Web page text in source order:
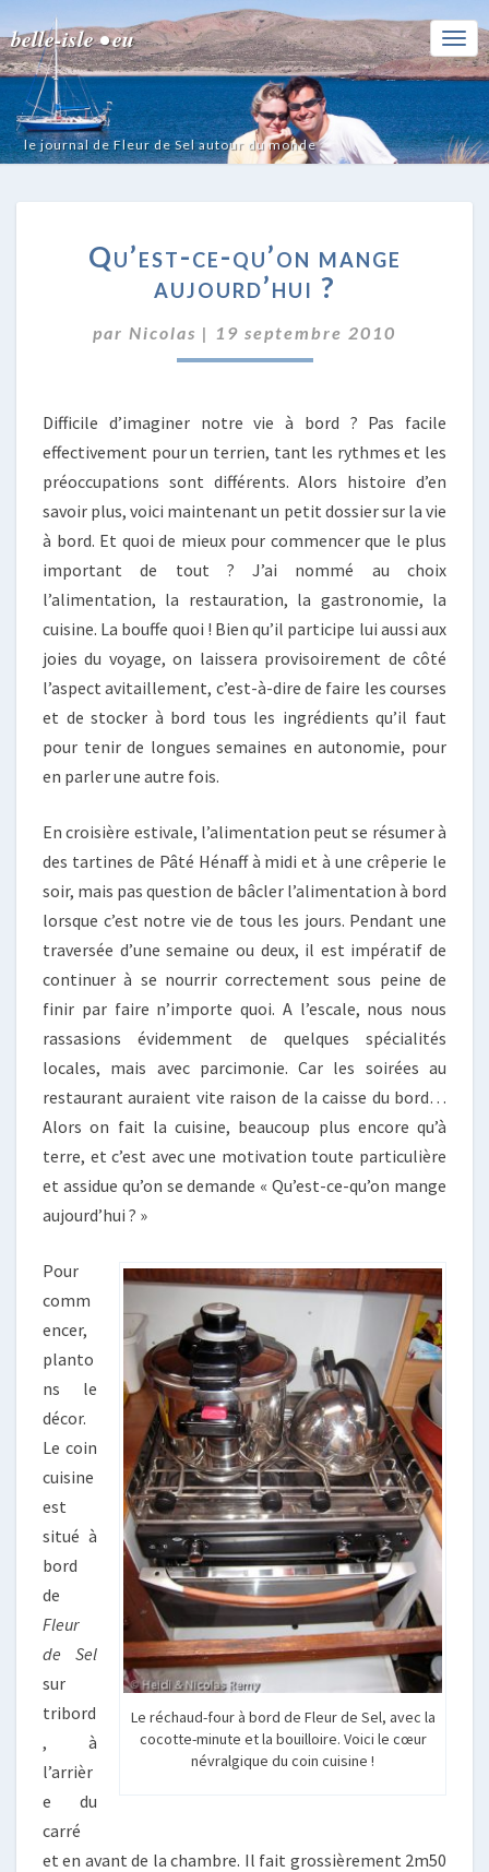
belle-isle • eu
le journal de Fleur de Sel autour du monde
CE-
QU’ON
MANGE
AUJOURD’HUI ?
Qu’est-ce-qu’on mange
aujourd’hui ?
par Nicolas | 19 septembre 2010
Difficile d’imaginer notre vie à bord ? Pas facile
effectivement pour un terrien, tant les rythmes et les
préoccupations sont différents. Alors histoire d’en
savoir plus, voici maintenant un petit dossier sur la vie
à bord. Et quoi de mieux pour commencer que le plus
important de tout ? J’ai nommé au choix
l’alimentation, la restauration, la gastronomie, la
cuisine. La bouffe quoi ! Bien qu’il participe lui aussi aux
joies du voyage, on laissera provisoirement de côté
l’aspect avitaillement, c’est-à-dire de faire les courses
et de stocker à bord tous les ingrédients qu’il faut
pour tenir de longues semaines en autonomie, pour
en parler une autre fois.
En croisière estivale, l’alimentation peut se résumer à
des tartines de Pâté Hénaff à midi et à une crêperie le
soir, mais pas question de bâcler l’alimentation à bord
lorsque c’est notre vie de tous les jours. Pendant une
traversée d’une semaine ou deux, il est impératif de
continuer à se nourrir correctement sous peine de
finir par faire n’importe quoi. A l’escale, nous nous
rassasions évidemment de quelques spécialités
locales, mais avec parcimonie. Car les soirées au
restaurant auraient vite raison de la caisse du bord…
Alors on fait la cuisine, beaucoup plus encore qu’à
terre, et c’est avec une motivation toute particulière
et assidue qu’on se demande « Qu’est-ce-qu’on mange
aujourd’hui ? »
Le réchaud-four à bord de Fleur de Sel, avec la
cocotte-minute et la bouilloire. Voici le cœur
névralgique du coin cuisine !
Pour
comm
encer,
planto
ns le
décor.
Le coin
cuisine
est
situé à
bord
de
Fleur
de Sel
sur
tribord
, à
l’arrièr
e du
carré
et en avant de la chambre. Il fait grossièrement 2m50